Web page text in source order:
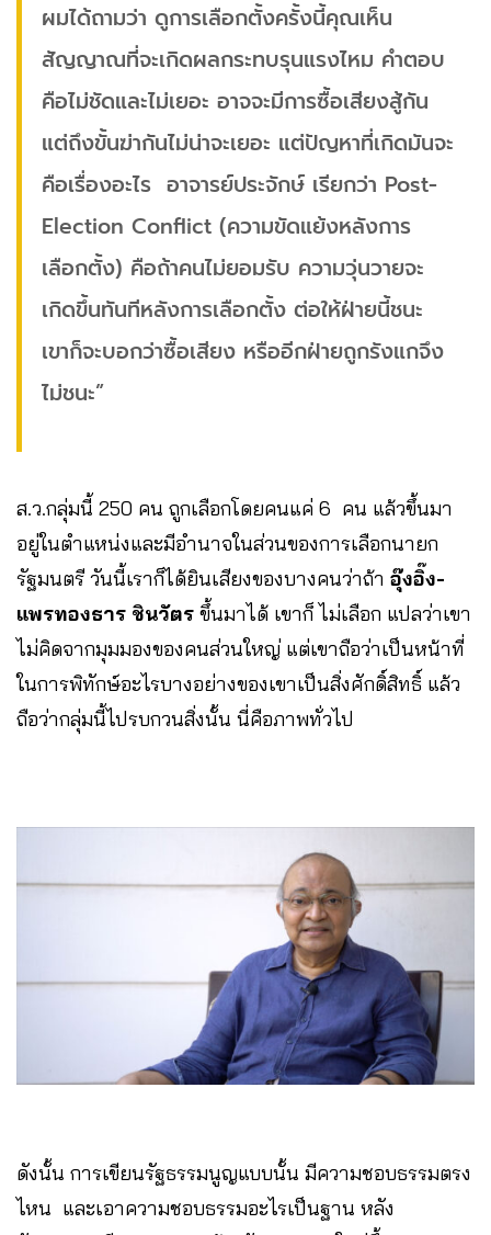
ผมได้ถามว่า ดูการเลือกตั้งครั้งนี้คุณเห็น
สัญญาณที่จะเกิดผลกระทบรุนแรงไหม คำตอบ
คือไม่ชัดและไม่เยอะ อาจจะมีการซื้อเสียงสู้กัน
แต่ถึงขั้นฆ่ากันไม่น่าจะเยอะ แต่ปัญหาที่เกิดมันจะ
คือเรื่องอะไร อาจารย์ประจักษ์ เรียกว่า Post-
Election Conflict (ความขัดแย้งหลังการ
เลือกตั้ง) คือถ้าคนไม่ยอมรับ ความวุ่นวายจะ
เกิดขึ้นทันทีหลังการเลือกตั้ง ต่อให้ฝ่ายนี้ชนะ
เขาก็จะบอกว่าซื้อเสียง หรืออีกฝ่ายถูกรังแกจึง
ไม่ชนะ”
ส.ว.กลุ่มนี้ 250 คน ถูกเลือกโดยคนแค่ 6 คน แล้วขึ้นมา
อยู่ในตำแหน่งและมีอำนาจในส่วนของการเลือกนายก
รัฐมนตรี วันนี้เราก็ได้ยินเสียงของบางคนว่าถ้า อุ๊งอิ๊ง-
แพรทองธาร ชินวัตร ขึ้นมาได้ เขาก็ ไม่เลือก ​แปลว่าเขา
ไม่คิดจากมุมมองของคนส่วนใหญ่ แต่เขาถือว่าเป็นหน้าที่
ในการพิทักษ์อะไรบางอย่างของเขาเป็นสิ่งศักดิ์สิทธิ์ แล้ว
ถือว่ากลุ่มนี้ไปรบกวนสิ่งนั้น นี่คือภาพทั่วไป
ดังนั้น การเขียนรัฐธรรมนูญแบบนั้น มีความชอบธรรมตรง
ไหน และเอาความชอบธรรมอะไรเป็นฐาน หลัง